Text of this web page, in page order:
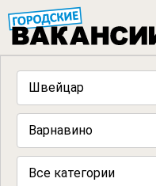
Все категории